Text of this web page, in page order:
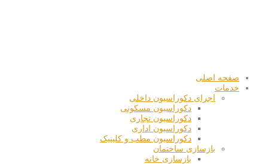
صفحه اصلی
خدمات
اجرای دکوراسیون داخلی
دکوراسیون مسکونی
دکوراسیون تجاری
دکوراسیون اداری
دکوراسیون مطب و کلینیک
بازسازی ساختمان
بازسازی خانه